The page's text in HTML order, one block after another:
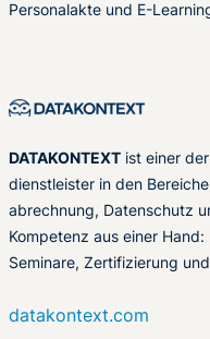
Personalakte und E-
DATAKONTEXT ist einer
dienstleister in den
abrechnung, Datenschutz
Kompetenz aus einer
Seminare, Zertifizierung
datakontext.com